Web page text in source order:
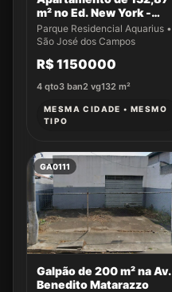
m² no Ed. New York -
Apto 14
Parque Residencial Aquarius •
São José dos Campos
R$ 1150000
4 qto3 ban2 vg132 m²
MESMA CIDADE • MESMO
TIPO
GA0111
Galpão de 200 m² na Av.
Benedito Matarazzo